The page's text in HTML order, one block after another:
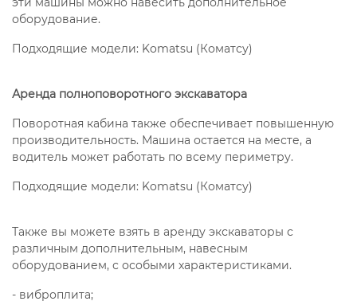
оборудование.
Подходящие модели: Komatsu (Коматсу)
Аренда полноповоротного экскаватора
Поворотная кабина также обеспечивает повышенную
производительность. Машина остается на месте, а
водитель может работать по всему периметру.
Подходящие модели: Komatsu (Коматсу)
Также вы можете взять в аренду экскаваторы с
различным дополнительным, навесным
оборудованием, с особыми характеристиками.
- виброплита;